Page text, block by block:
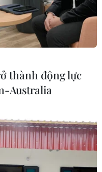
thành động lực
Australia